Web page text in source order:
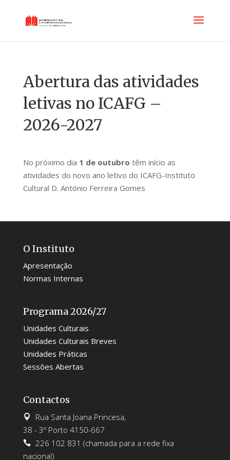
Abertura das atividades
letivas no ICAFG –
2026-2027
No próximo dia 1 de outubro têm início as
atividades do novo ano letivo do ICAFG-Instituto
Cultural D. António Ferreira Gomes
O Instituto
Apresentação
Normas Internas
Programa 2026/27
Unidades Culturais
Unidades Culturais Breves
Unidades Práticas
Sessões Abertas
Contactos

Rua Santa Joana Princesa,
38 - 3º Porto 4150-667

226 102 831 (chamada para a rede fixa
nacional)